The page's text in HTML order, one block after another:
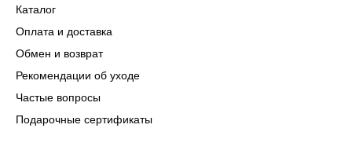
Каталог
Оплата и доставка
Обмен и возврат
Рекомендации об уходе
Частые вопросы
Подарочные сертификаты